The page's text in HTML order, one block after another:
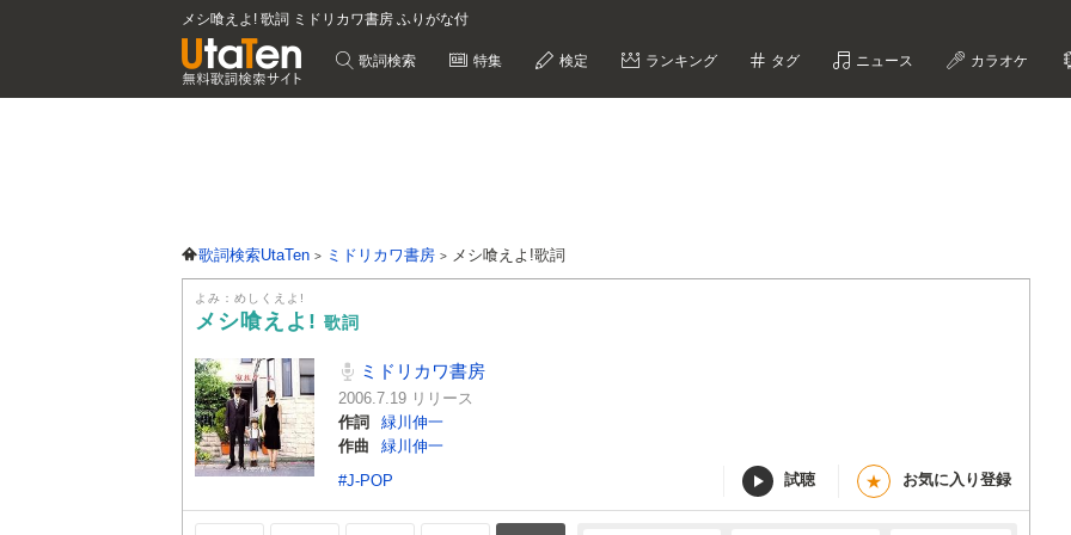
メシ喰えよ! 歌詞 ミドリカワ書房 ふりがな付
歌詞検索 特集 検定 ランキング タグ ニュース カラオケ
歌詞検索UtaTen ミドリカワ書房 メシ喰えよ!歌詞
よみ：めしくえよ!
メシ喰えよ! 歌詞
ミドリカワ書房
2006.7.19 リリース
作詞
緑川伸一
作曲
緑川伸一
#J-POP
試聴 ★ お気に入り登録